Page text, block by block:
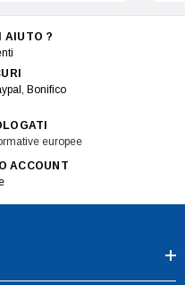
AIUTO ?
Bonifico
europee
ACCOUNT